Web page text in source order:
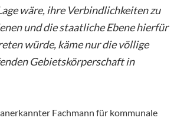
wäre, ihre Verbindlichkeiten zu
und die staatliche Ebene hierfür
würde, käme nur die völlige
Gebietskörperschaft in
Fachmann für kommunale